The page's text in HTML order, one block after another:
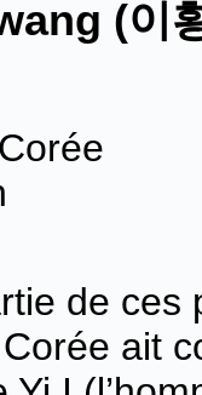
(이
de ces
ait